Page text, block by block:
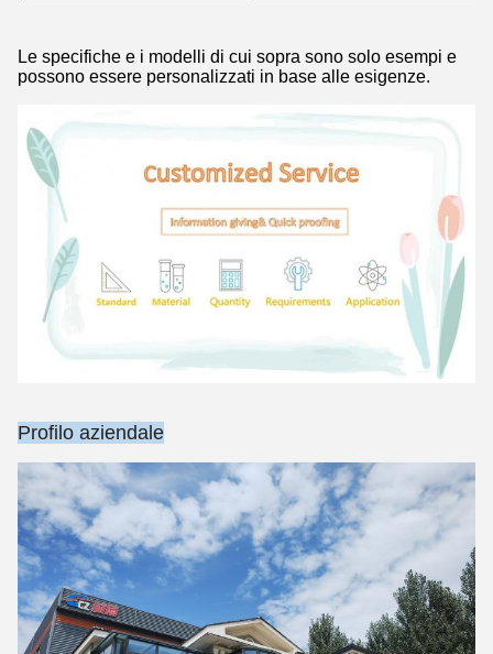
Ti richiameremo presto!
Le specifiche e i modelli di cui sopra sono solo esempi e
possono essere personalizzati in base alle esigenze.
Profilo aziendale